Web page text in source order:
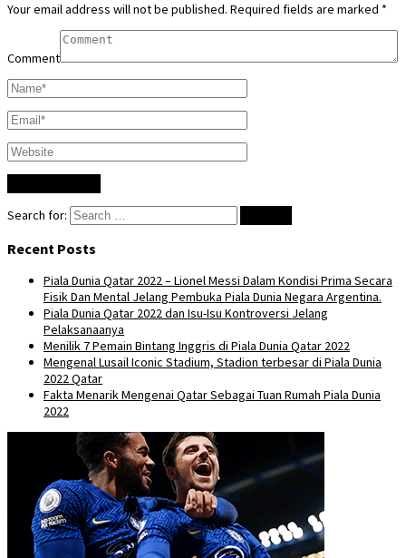
Your email address will not be published. Required fields are marked *
Comment
Search for:
Recent Posts
Piala Dunia Qatar 2022 – Lionel Messi Dalam Kondisi Prima Secara
Fisik Dan Mental Jelang Pembuka Piala Dunia Negara Argentina.
Piala Dunia Qatar 2022 dan Isu-Isu Kontroversi Jelang
Pelaksanaanya
Menilik 7 Pemain Bintang Inggris di Piala Dunia Qatar 2022
Mengenal Lusail Iconic Stadium, Stadion terbesar di Piala Dunia
2022 Qatar
Fakta Menarik Mengenai Qatar Sebagai Tuan Rumah Piala Dunia
2022